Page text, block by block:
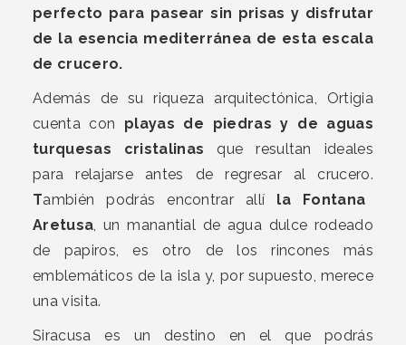
perfecto para pasear sin prisas y disfrutar
de la esencia mediterránea de esta escala
de crucero.
Además de su riqueza arquitectónica, Ortigia
cuenta con playas de piedras y de aguas
turquesas cristalinas que resultan ideales
para relajarse antes de regresar al crucero.
También podrás encontrar allí la Fontana
Aretusa, un manantial de agua dulce rodeado
de papiros, es otro de los rincones más
emblemáticos de la isla y, por supuesto, merece
una visita.
Siracusa es un destino en el que podrás